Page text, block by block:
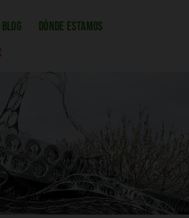
BLOG DÓNDE ESTAMOS